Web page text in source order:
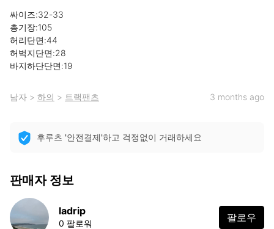
싸이즈:32-33
총기장:105
허리단면:44
허벅지단면:28
바지하단단면:19
남자 > 하의 > 트랙팬츠 3 months ago
후루츠 '안전결제'하고 걱정없이 거래하세요
판매자 정보
ladrip
0 팔로워 팔로우